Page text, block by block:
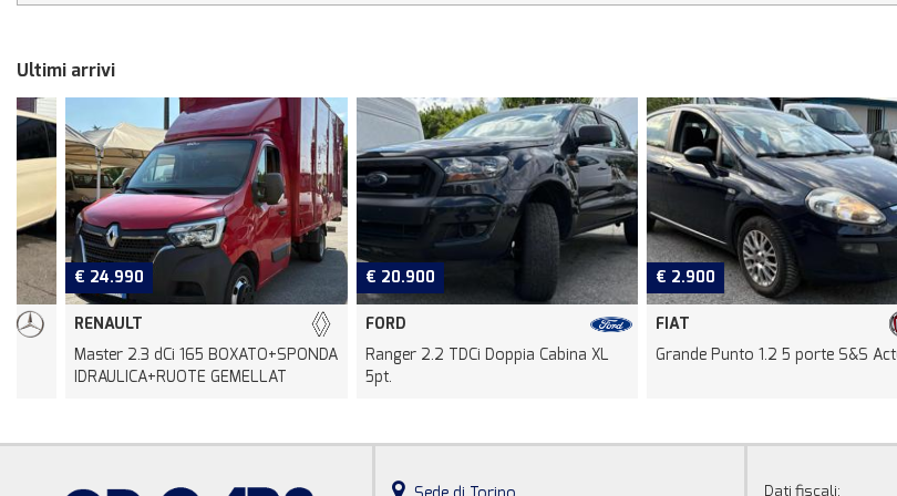
Ultimi arrivi
€ 24.990
RENAULT
Master 2.3 dCi 165 BOXATO+SPONDA
IDRAULICA+RUOTE GEMELLAT
€ 20.900
FORD
Ranger 2.2 TDCi Doppia Cabina XL
€ 2.900
FIAT
Grande Punto 1.2 5 porte S&S Actual
Dati fiscali: